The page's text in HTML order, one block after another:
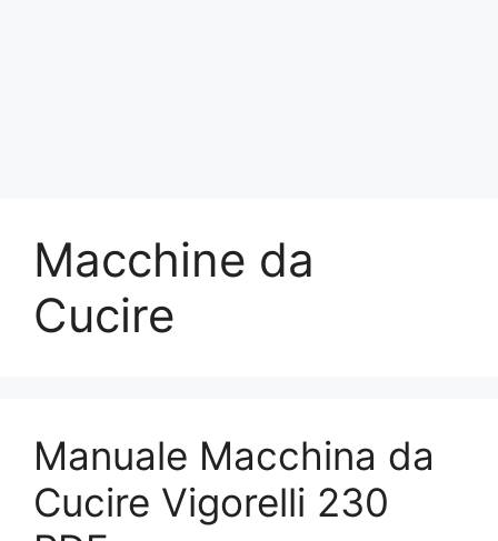
Macchine da
Cucire
Manuale Macchina da
Cucire Vigorelli 230